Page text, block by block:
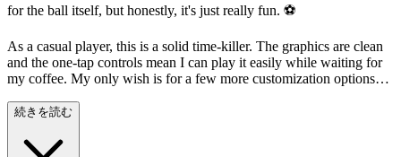
for the ball itself, but honestly, it's just really fun. ⚽️
As a casual player, this is a solid time-killer. The graphics are clean
and the one-tap controls mean I can play it easily while waiting for
my coffee. My only wish is for a few more customization options
続きを読む